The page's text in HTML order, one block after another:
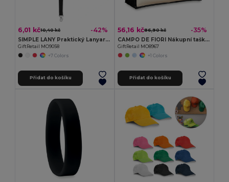
6,01 kč10,40 kč -42%
SIMPLE LANY Praktický Lanyard s Kovovým Háčkem 20 mm
GiftRetail MO9058
+7 Colors
Přidat do košíku
56,16 kč86,90 kč -35%
CAMPO DE FIORI Nákupní taška z juty
GiftRetail MO8967
+1 Colors
Přidat do košíku